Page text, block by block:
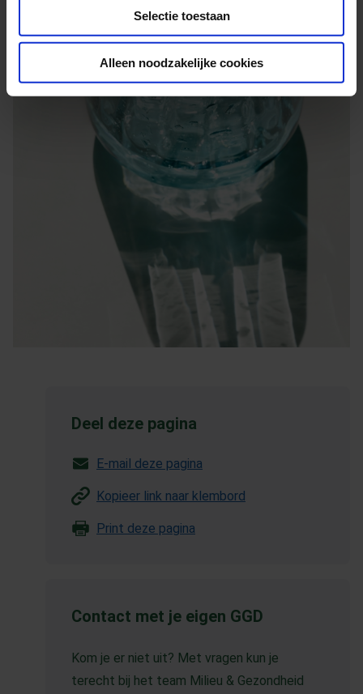
Selectie toestaan
Alleen noodzakelijke cookies
Deel deze pagina
E-mail deze pagina
Kopieer link naar klembord
Print deze pagina
Contact met je eigen GGD
Kom je er niet uit? Met vragen kun je
terecht bij het team Milieu & Gezondheid